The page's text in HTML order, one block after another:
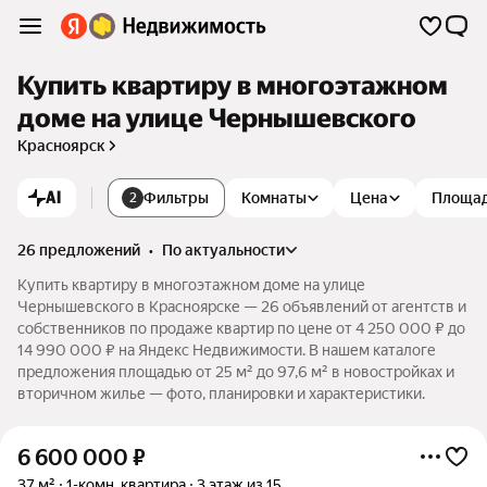
Купить квартиру в многоэтажном
доме на улице Чернышевского
Красноярск
AI 2 Фильтры Комнаты Цена
26 предложений •
по актуальности
Купить квартиру в многоэтажном доме на улице
Чернышевского в Красноярске — 26 объявлений от агентств и
собственников по продаже квартир по цене от 4 250 000 ₽ до
14 990 000 ₽ на Яндекс Недвижимости. В нашем каталоге
предложения площадью от 25 м² до 97,6 м² в новостройках и
вторичном жилье — фото, планировки и характеристики.
6 600 000 ₽